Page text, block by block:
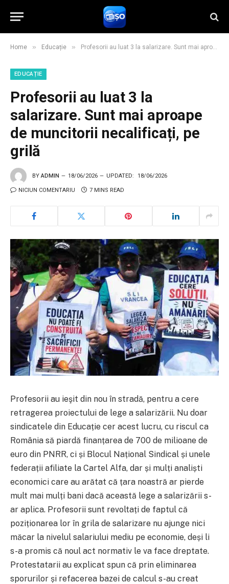
Home » Educație » Profesorii au luat 3 la salarizare. Sunt mai aproape de muncitorii necalificați, pe grilă
EDUCAȚIE
Profesorii au luat 3 la
salarizare. Sunt mai aproape
de muncitorii necalificați, pe
grilă
BY ADMIN 18/06/2026 UPDATED: 18/06/2026
NICIUN COMENTARIU 7 MINS READ
Profesorii au ieşit din nou în stradă, pentru a cere
retragerea proiectului de lege a salarizării. Nu doar
sindicatele din Educație cer acest lucru, cu riscul ca
România să piardă finanțarea de 700 de milioane de
euro din PNRR, ci și Blocul Național Sindical și unele
federații afiliate la Cartel Alfa, dar și mulți analiști
economici care au arătat că țara noastră ar pierde
mult mai mulți bani dacă această lege a salarizării s-
ar aplica. Profesorii sunt revoltați de faptul că
poziționarea lor în grila de salarizare nu ajunge nici
măcar la nivelul salariului mediu pe economie, deși li
s-a promis că noul act normativ le va face dreptate.
Protestatarii au explicat spun că prin eliminarea
sporurilor și refacerea bazei de calcul s-au creat